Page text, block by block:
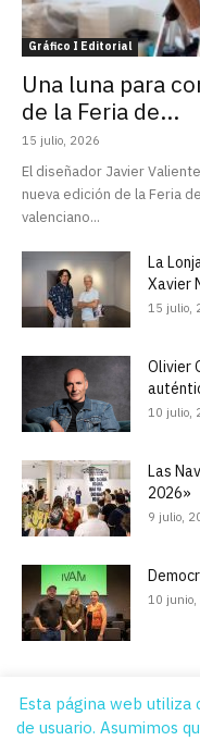
Gráfico I Editorial
Una luna para
de la Feria de...
15 julio, 2026
El diseñador Javier
nueva edición de la Feria
valenciano...
La
Xavier
15 julio,
Olivier
10 julio,
Las
2026»
9 julio,
10
Quiénes Somos Contacto
Esta página web
de usuario. Asumimos